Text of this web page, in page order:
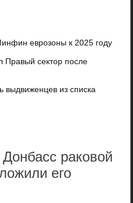
еврозоны к 2025 году
сектор после
выдвиженцев из списка
раковой
его